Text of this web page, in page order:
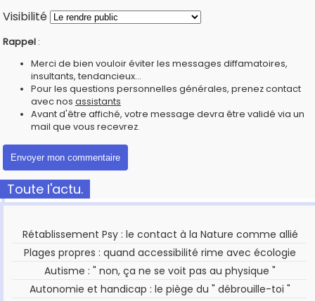
Visibilité
Rappel :
Merci de bien vouloir éviter les messages diffamatoires,
insultants, tendancieux...
Pour les questions personnelles générales, prenez contact
avec nos assistants
Avant d'être affiché, votre message devra être validé via un
mail que vous recevrez.
Toute l'actu.
Rétablissement Psy : le contact à la Nature comme allié
Plages propres : quand accessibilité rime avec écologie
Autisme : " non, ça ne se voit pas au physique "
Autonomie et handicap : le piège du " débrouille-toi "